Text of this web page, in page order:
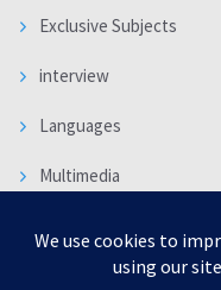
Exclusive Subjects
interview
Languages
Multimedia